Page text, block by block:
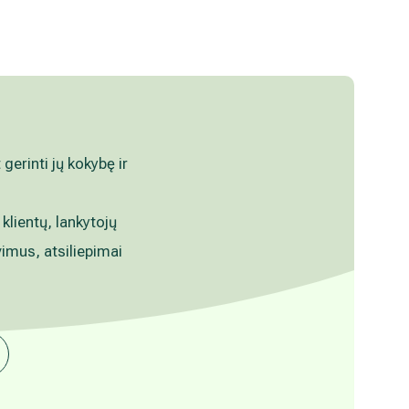
jų kokybę ir
lankytojų
atsiliepimai